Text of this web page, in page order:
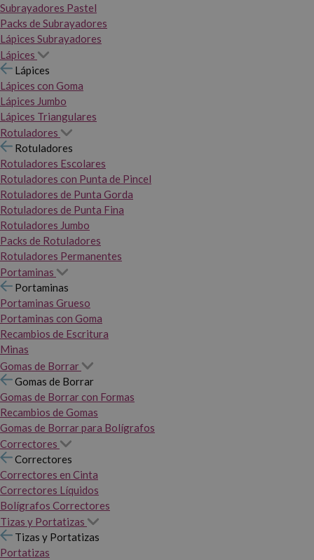
Subrayadores Pastel
Packs de Subrayadores
Lápices Subrayadores
Lápices
Lápices
Lápices con Goma
Lápices Jumbo
Lápices Triangulares
Rotuladores
Rotuladores
Rotuladores Escolares
Rotuladores con Punta de Pincel
Rotuladores de Punta Gorda
Rotuladores de Punta Fina
Rotuladores Jumbo
Packs de Rotuladores
Rotuladores Permanentes
Portaminas
Portaminas
Portaminas Grueso
Portaminas con Goma
Recambios de Escritura
Minas
Gomas de Borrar
Gomas de Borrar
Gomas de Borrar con Formas
Recambios de Gomas
Gomas de Borrar para Bolígrafos
Correctores
Correctores
Correctores en Cinta
Correctores Líquidos
Bolígrafos Correctores
Tizas y Portatizas
Tizas y Portatizas
Portatizas